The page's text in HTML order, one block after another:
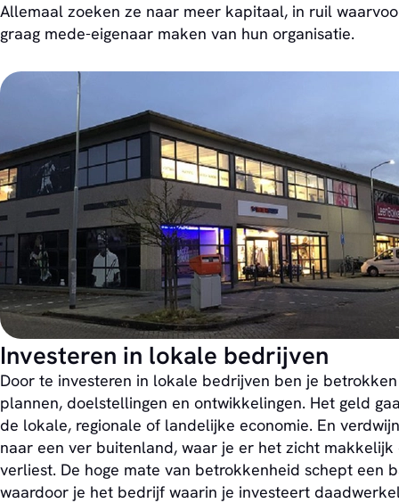
Allemaal zoeken ze naar meer kapitaal, in ruil
graag mede-eigenaar maken van hun organisatie.
Investeren in lokale bedrijven
Door te investeren in lokale bedrijven ben je
plannen, doelstellingen en ontwikkelingen. Het geld
de lokale, regionale of landelijke economie. En
naar een ver buitenland, waar je er het zicht makkelijk
verliest. De hoge mate van betrokkenheid schept een
waardoor je het bedrijf waarin je investeert